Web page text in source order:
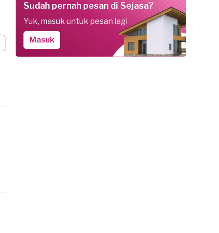
pesan Service Mesin Cuci
Kabupaten, 4 bulan yang lalu
Rp 100.000
N.C. pesan Service Mesin Cuci
Bogor Kabupaten, 4 bulan yang lalu
sekitar Rp 100.000
Sudah pernah pesan di Sejasa?
Yuk, masuk untuk pesan lagi
Masuk